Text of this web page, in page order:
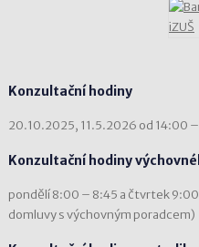
Konzultační hodiny
20.10.2025, 11.5.2026 od 14:00
Konzultační hodiny
pondělí 8:00 – 8:45 a čtvrtek
domluvy s výchovným poradcem)